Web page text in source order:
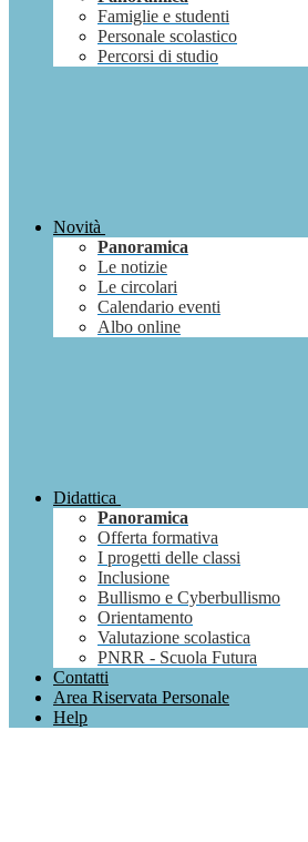
Famiglie e studenti
Personale scolastico
Percorsi di studio
Novità
Panoramica
Le notizie
Le circolari
Calendario eventi
Albo online
Didattica
Panoramica
Offerta formativa
I progetti delle classi
Inclusione
Bullismo e Cyberbullismo
Orientamento
Valutazione scolastica
PNRR - Scuola Futura
Contatti
Area Riservata Personale
Help